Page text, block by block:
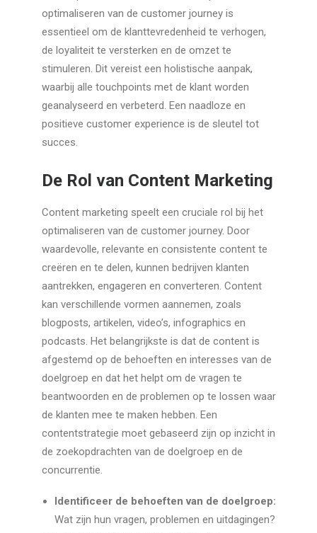
optimaliseren van de customer journey is
essentieel om de klanttevredenheid te verhogen,
de loyaliteit te versterken en de omzet te
stimuleren. Dit vereist een holistische aanpak,
waarbij alle touchpoints met de klant worden
geanalyseerd en verbeterd. Een naadloze en
positieve customer experience is de sleutel tot
succes.
De Rol van Content Marketing
Content marketing speelt een cruciale rol bij het
optimaliseren van de customer journey. Door
waardevolle, relevante en consistente content te
creëren en te delen, kunnen bedrijven klanten
aantrekken, engageren en converteren. Content
kan verschillende vormen aannemen, zoals
blogposts, artikelen, video’s, infographics en
podcasts. Het belangrijkste is dat de content is
afgestemd op de behoeften en interesses van de
doelgroep en dat het helpt om de vragen te
beantwoorden en de problemen op te lossen waar
de klanten mee te maken hebben. Een
contentstrategie moet gebaseerd zijn op inzicht in
de zoekopdrachten van de doelgroep en de
concurrentie.
Identificeer de behoeften van de doelgroep:
Wat zijn hun vragen, problemen en uitdagingen?